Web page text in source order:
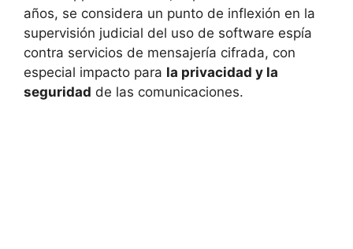
años, se considera un punto de inflexión en la
supervisión judicial del uso de software espía
contra servicios de mensajería cifrada, con
especial impacto para la privacidad y la
seguridad de las comunicaciones.